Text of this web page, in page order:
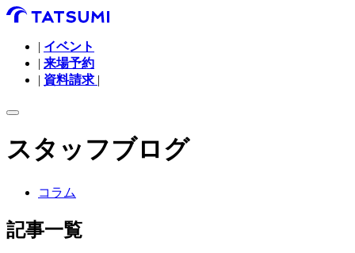
| イベント
| 来場予約
| 資料請求 |
スタッフブログ
コラム
記事一覧